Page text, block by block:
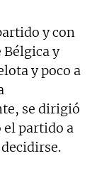
y con
Bélgica y
y poco a
se dirigió
el partido a